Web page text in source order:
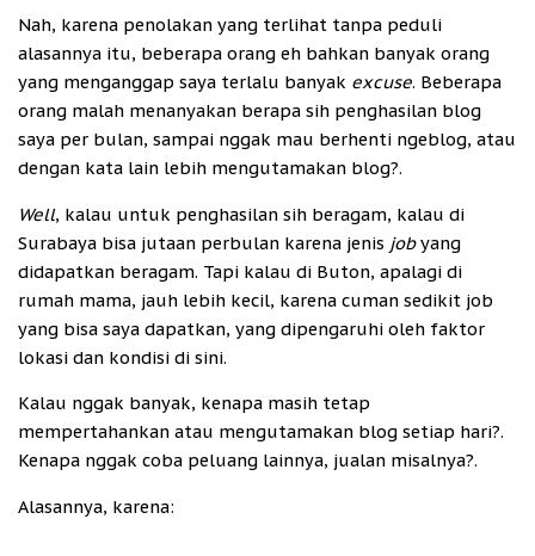
Nah, karena penolakan yang terlihat tanpa peduli
alasannya itu, beberapa orang eh bahkan banyak orang
yang menganggap saya terlalu banyak excuse. Beberapa
orang malah menanyakan berapa sih penghasilan blog
saya per bulan, sampai nggak mau berhenti ngeblog, atau
dengan kata lain lebih mengutamakan blog?.
Well, kalau untuk penghasilan sih beragam, kalau di
Surabaya bisa jutaan perbulan karena jenis jobyang
didapatkan beragam. Tapi kalau di Buton, apalagi di
rumah mama, jauh lebih kecil, karena cuman sedikit job
yang bisa saya dapatkan, yang dipengaruhi oleh faktor
lokasi dan kondisi di sini.
Kalau nggak banyak, kenapa masih tetap
mempertahankan atau mengutamakan blog setiap hari?.
Kenapa nggak coba peluang lainnya, jualan misalnya?.
Alasannya, karena: